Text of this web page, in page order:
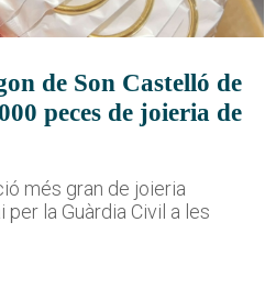
de Son Castelló de
peces de joieria de
més gran de joieria
la Guàrdia Civil a les